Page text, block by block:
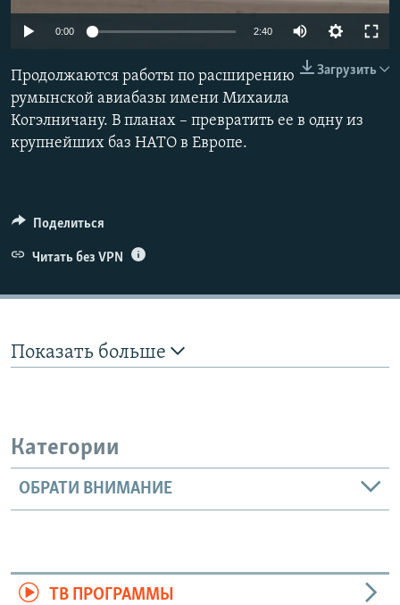
ПОБЕДИТЕЛЕЙ НЕ СУДЯТ?
ELIFBE
УКРАИНСКАЯ ПРОБЛЕМА КРЫМА
ПРИСОЕДИНЯЙТЕСЬ!
Все сайты RFE/RL
Auto 360p 480p
0:00 2:40
240p
480p
Загрузить
Продолжаются работы по расширению
румынской авиабазы ​​имени Михаила
Когэлничану. В планах – превратить ее в одну из
крупнейших баз НАТО в Европе.
Поделиться
Читать без VPN
Показать больше
Категории
ОБРАТИ ВНИМАНИЕ
ТВ ПРОГРАММЫ